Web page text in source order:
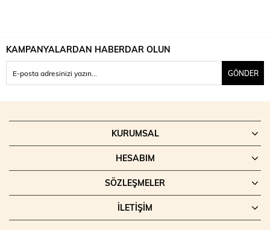
KAMPANYALARDAN HABERDAR OLUN
GÖNDER
KURUMSAL
HESABIM
SÖZLEŞMELER
İLETIŞIM